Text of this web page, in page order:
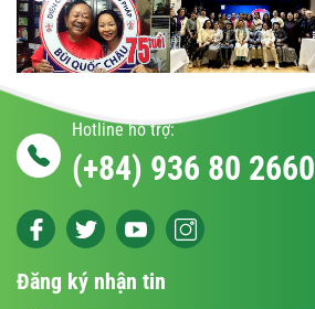
Hotline hỗ trợ:
(+84) 936 80 2660
Đăng ký nhận tin